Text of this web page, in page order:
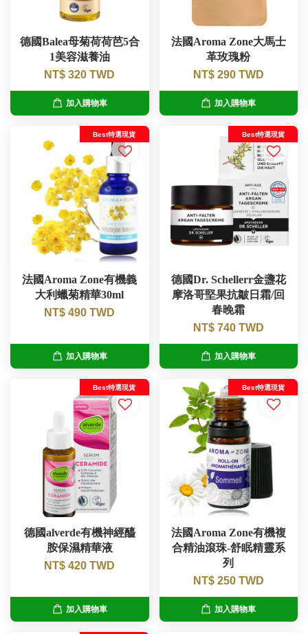
德國Balea母菊荷荷芭5合
1美容滋養油
NT$ 320 TWD
加入購物車
法國Aroma Zone大馬士
革玫瑰粉
NT$ 290 TWD
加入購物車
Best特選現貨
法國Aroma Zone有機義
大利蠟菊精華30ml
NT$ 490 TWD
加入購物車
Best特選現貨
德國Dr. Schellerr金盞花
摩洛哥堅果抗皺日霜/回
春晚霜
NT$ 740 TWD
加入購物車
Best特選現貨
德國alverde有機神經醯
胺保濕精華液
NT$ 420 TWD
加入購物車
Best特選現貨
法國Aroma Zone有機複
合精油滾珠-舒眠精靈系
列
NT$ 250 TWD
加入購物車